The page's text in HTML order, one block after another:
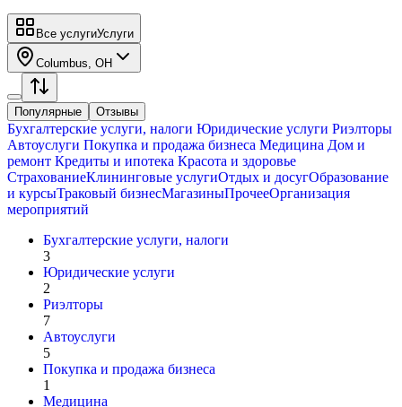
Все услугиУслуги
Columbus, OH
Популярные Отзывы
Бухгалтерские услуги, налоги Юридические услуги Риэлторы
Автоуслуги Покупка и продажа бизнеса Медицина Дом и
ремонт Кредиты и ипотека Красота и здоровье
СтрахованиеКлининговые услугиОтдых и досугОбразование
и курсыТраковый бизнесМагазиныПрочееОрганизация
мероприятий
Бухгалтерские услуги, налоги
3
Юридические услуги
2
Риэлторы
7
Автоуслуги
5
Покупка и продажа бизнеса
1
Медицина